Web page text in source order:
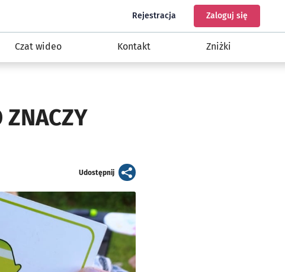
Rejestracja do programu Nasz Wrocław
Zaloguj siędo konta
Czat wideo Kontakt Zniżki
Udostępnijartykuł